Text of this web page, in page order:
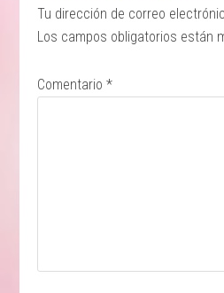
Tu dirección de correo
Los campos obligatorios están
Comentario*